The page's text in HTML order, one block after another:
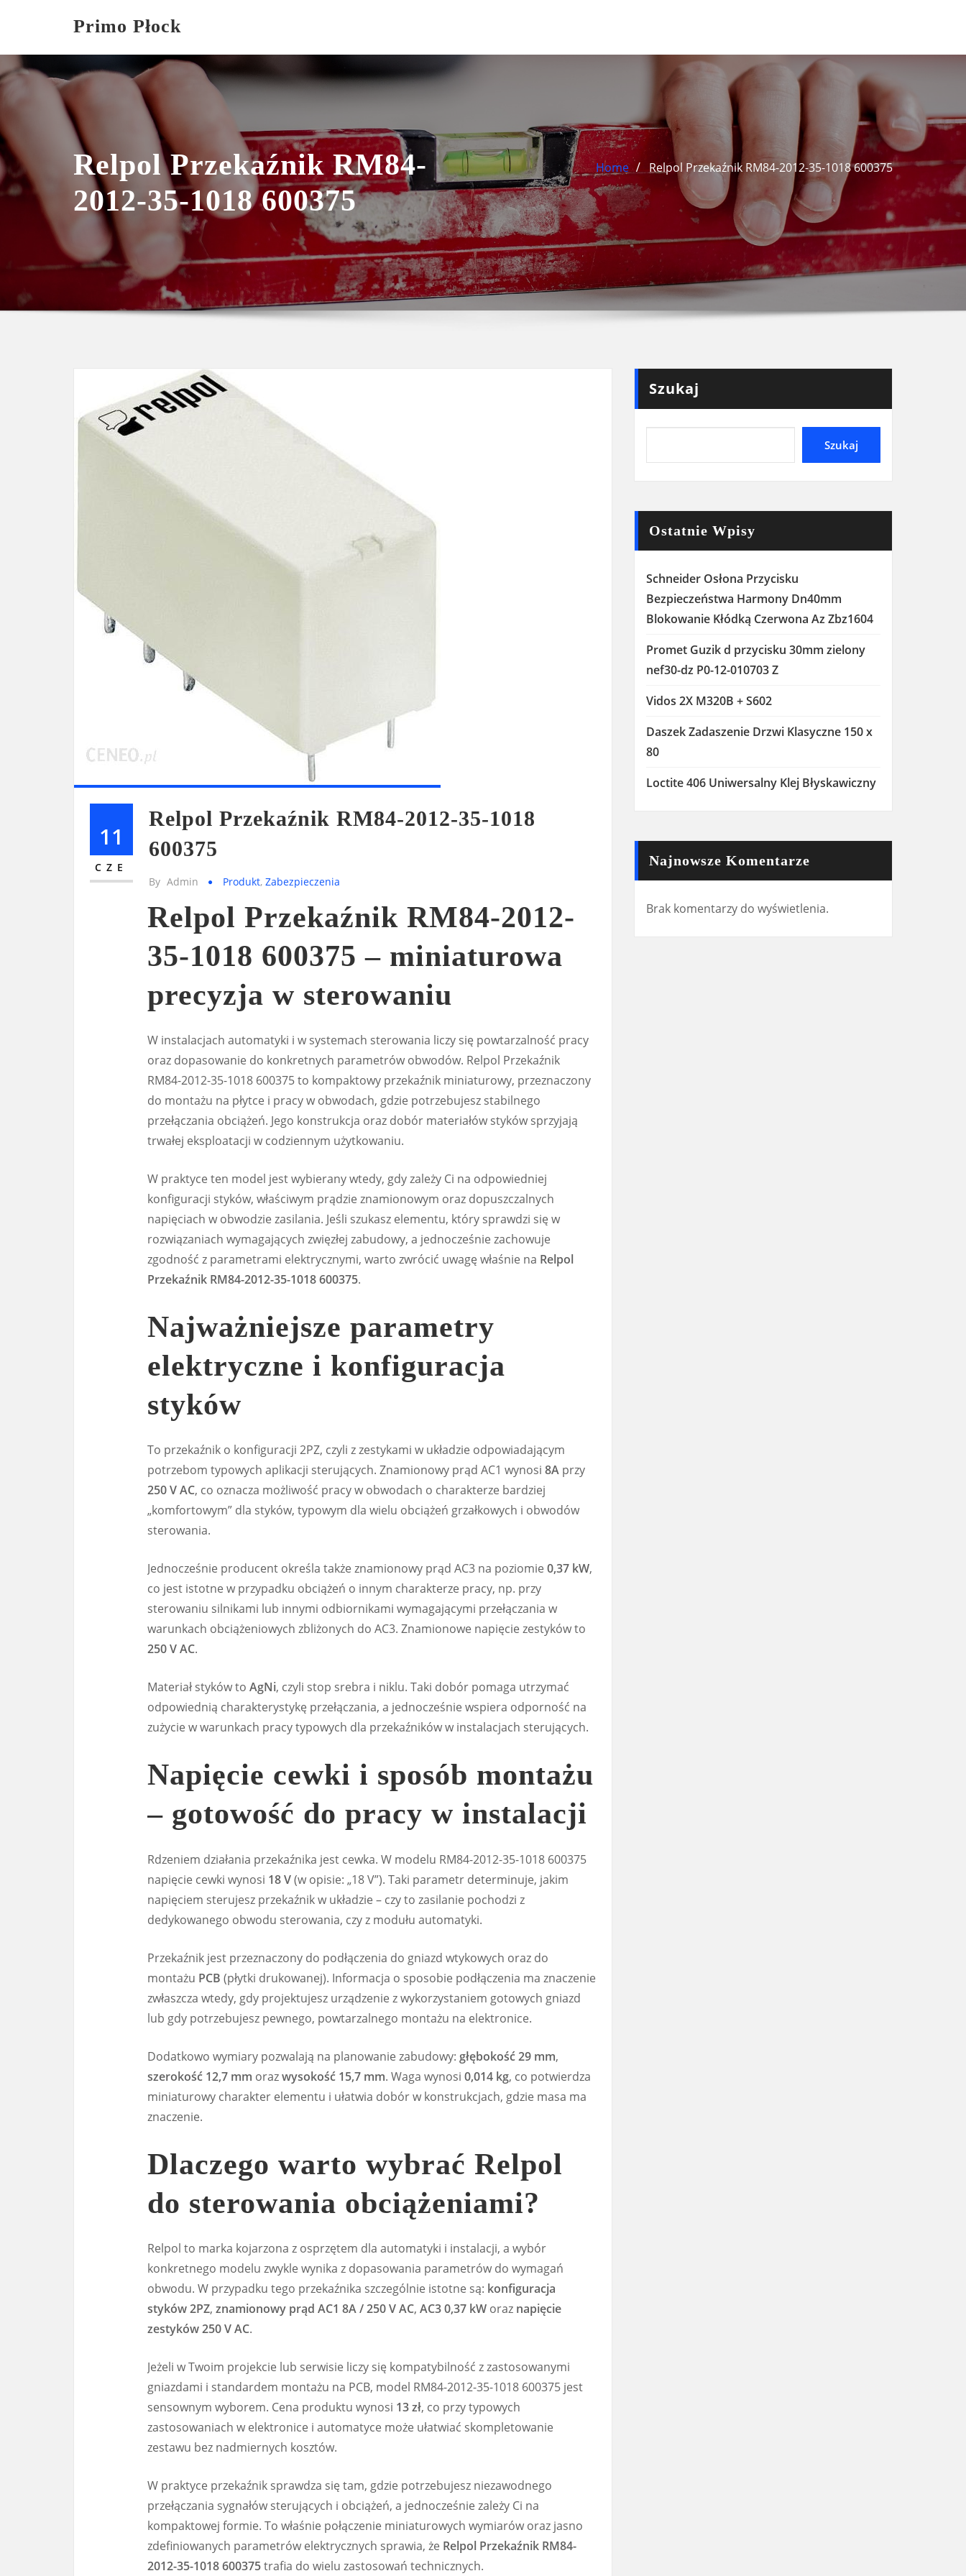
Primo Płock
Relpol Przekaźnik RM84-
2012-35-1018 600375
Home Relpol Przekaźnik RM84-2012-35-1018 600375
11
CZE
Relpol Przekaźnik RM84-2012-35-1018
600375
By Admin Produkt,Zabezpieczenia
Relpol Przekaźnik RM84-2012-
35-1018 600375 – miniaturowa
precyzja w sterowaniu
W instalacjach automatyki i w systemach sterowania liczy się powtarzalność pracy
oraz dopasowanie do konkretnych parametrów obwodów. Relpol Przekaźnik
RM84-2012-35-1018 600375 to kompaktowy przekaźnik miniaturowy, przeznaczony
do montażu na płytce i pracy w obwodach, gdzie potrzebujesz stabilnego
przełączania obciążeń. Jego konstrukcja oraz dobór materiałów styków sprzyjają
trwałej eksploatacji w codziennym użytkowaniu.
W praktyce ten model jest wybierany wtedy, gdy zależy Ci na odpowiedniej
konfiguracji styków, właściwym prądzie znamionowym oraz dopuszczalnych
napięciach w obwodzie zasilania. Jeśli szukasz elementu, który sprawdzi się w
rozwiązaniach wymagających zwięzłej zabudowy, a jednocześnie zachowuje
zgodność z parametrami elektrycznymi, warto zwrócić uwagę właśnie na Relpol
Przekaźnik RM84-2012-35-1018 600375.
Najważniejsze parametry
elektryczne i konfiguracja
styków
To przekaźnik o konfiguracji 2PZ, czyli z zestykami w układzie odpowiadającym
potrzebom typowych aplikacji sterujących. Znamionowy prąd AC1 wynosi 8A przy
250 V AC, co oznacza możliwość pracy w obwodach o charakterze bardziej
„komfortowym” dla styków, typowym dla wielu obciążeń grzałkowych i obwodów
sterowania.
Jednocześnie producent określa także znamionowy prąd AC3 na poziomie 0,37 kW,
co jest istotne w przypadku obciążeń o innym charakterze pracy, np. przy
sterowaniu silnikami lub innymi odbiornikami wymagającymi przełączania w
warunkach obciążeniowych zbliżonych do AC3. Znamionowe napięcie zestyków to
250 V AC.
Materiał styków to AgNi, czyli stop srebra i niklu. Taki dobór pomaga utrzymać
odpowiednią charakterystykę przełączania, a jednocześnie wspiera odporność na
zużycie w warunkach pracy typowych dla przekaźników w instalacjach sterujących.
Napięcie cewki i sposób montażu
– gotowość do pracy w instalacji
Rdzeniem działania przekaźnika jest cewka. W modelu RM84-2012-35-1018 600375
napięcie cewki wynosi 18 V(w opisie: „18 V”). Taki parametr determinuje, jakim
napięciem sterujesz przekaźnik w układzie – czy to zasilanie pochodzi z
dedykowanego obwodu sterowania, czy z modułu automatyki.
Przekaźnik jest przeznaczony do podłączenia do gniazd wtykowych oraz do
montażu PCB (płytki drukowanej). Informacja o sposobie podłączenia ma znaczenie
zwłaszcza wtedy, gdy projektujesz urządzenie z wykorzystaniem gotowych gniazd
lub gdy potrzebujesz pewnego, powtarzalnego montażu na elektronice.
Dodatkowo wymiary pozwalają na planowanie zabudowy: głębokość 29 mm,
szerokość 12,7 mm orazwysokość 15,7 mm. Waga wynosi 0,014 kg, co potwierdza
miniaturowy charakter elementu i ułatwia dobór w konstrukcjach, gdzie masa ma
znaczenie.
Dlaczego warto wybrać Relpol
do sterowania obciążeniami?
Relpol to marka kojarzona z osprzętem dla automatyki i instalacji, a wybór
konkretnego modelu zwykle wynika z dopasowania parametrów do wymagań
obwodu. W przypadku tego przekaźnika szczególnie istotne są: konfiguracja
styków 2PZ, znamionowy prąd AC1 8A / 250 V AC, AC3 0,37 kW oraz napięcie
zestyków 250 V AC.
Jeżeli w Twoim projekcie lub serwisie liczy się kompatybilność z zastosowanymi
gniazdami i standardem montażu na PCB, model RM84-2012-35-1018 600375 jest
sensownym wyborem. Cena produktu wynosi 13 zł, co przy typowych
zastosowaniach w elektronice i automatyce może ułatwiać skompletowanie
zestawu bez nadmiernych kosztów.
W praktyce przekaźnik sprawdza się tam, gdzie potrzebujesz niezawodnego
przełączania sygnałów sterujących i obciążeń, a jednocześnie zależy Ci na
kompaktowej formie. To właśnie połączenie miniaturowych wymiarów oraz jasno
zdefiniowanych parametrów elektrycznych sprawia, że Relpol Przekaźnik RM84-
2012-35-1018 600375trafia do wielu zastosowań technicznych.
Szukaj
Szukaj
Ostatnie Wpisy
Schneider Osłona Przycisku
Bezpieczeństwa Harmony Dn40mm
Blokowanie Kłódką Czerwona Az Zbz1604
Promet Guzik d przycisku 30mm zielony
nef30-dz P0-12-010703 Z
Vidos 2X M320B + S602
Daszek Zadaszenie Drzwi Klasyczne 150 x
80
Loctite 406 Uniwersalny Klej Błyskawiczny
Najnowsze Komentarze
Brak komentarzy do wyświetlenia.